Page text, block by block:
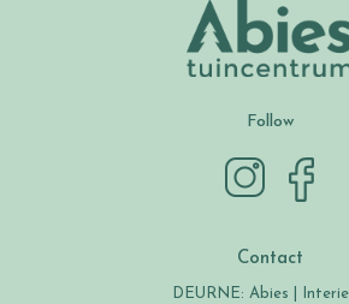
Follow
Contact
DEURNE: Abies |